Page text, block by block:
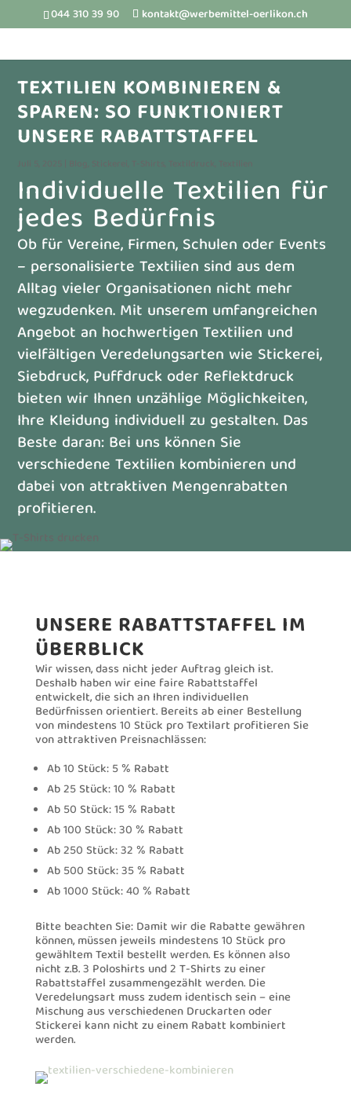
044 310 39 90 kontakt@werbemittel-oerlikon.ch
TEXTILIEN KOMBINIEREN &
SPAREN: SO FUNKTIONIERT
UNSERE RABATTSTAFFEL
Individuelle Textilien für
jedes Bedürfnis
Ob für Vereine, Firmen, Schulen oder Events
– personalisierte Textilien sind aus dem
Alltag vieler Organisationen nicht mehr
wegzudenken. Mit unserem umfangreichen
Angebot an hochwertigen Textilien und
vielfältigen Veredelungsarten wie Stickerei,
Siebdruck, Puffdruck oder Reflektdruck
bieten wir Ihnen unzählige Möglichkeiten,
Ihre Kleidung individuell zu gestalten. Das
Beste daran: Bei uns können Sie
verschiedene Textilien kombinieren und
dabei von attraktiven Mengenrabatten
profitieren.
UNSERE RABATTSTAFFEL IM
ÜBERBLICK
Wir wissen, dass nicht jeder Auftrag gleich ist.
Deshalb haben wir eine faire Rabattstaffel
entwickelt, die sich an Ihren individuellen
Bedürfnissen orientiert. Bereits ab einer Bestellung
von mindestens 10 Stück pro Textilart profitieren Sie
von attraktiven Preisnachlässen:
Ab 10 Stück: 5 % Rabatt
Ab 25 Stück: 10 % Rabatt
Ab 50 Stück: 15 % Rabatt
Ab 100 Stück: 30 % Rabatt
Ab 250 Stück: 32 % Rabatt
Ab 500 Stück: 35 % Rabatt
Ab 1000 Stück: 40 % Rabatt
Bitte beachten Sie: Damit wir die Rabatte gewähren
können, müssen jeweils mindestens 10 Stück pro
gewähltem Textil bestellt werden. Es können also
nicht z.B. 3 Poloshirts und 2 T-Shirts zu einer
Rabattstaffel zusammengezählt werden. Die
Veredelungsart muss zudem identisch sein – eine
Mischung aus verschiedenen Druckarten oder
Stickerei kann nicht zu einem Rabatt kombiniert
werden.